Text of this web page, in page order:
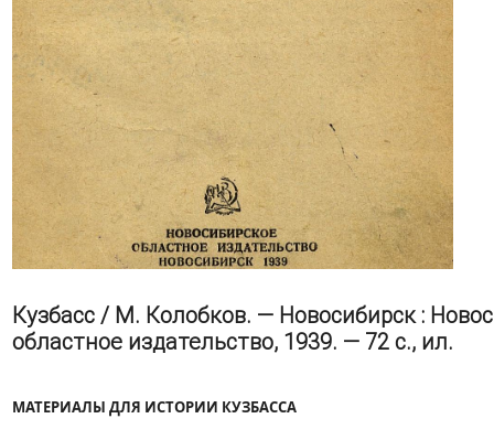
Кузбасс / М. Колобков. — Новосибирск :
областное издательство, 1939. — 72 с., ил.
МАТЕРИАЛЫ ДЛЯ ИСТОРИИ КУЗБАССА